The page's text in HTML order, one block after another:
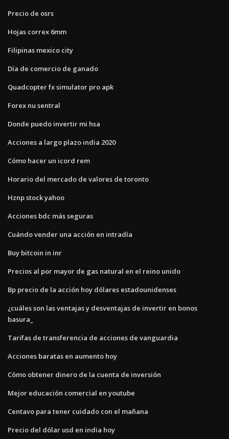
Precio de osrs
Hojas correx 6mm
Filipinas mexico city
Día de comercio de ganado
Quadcopter fx simulator pro apk
Forex nu sentral
Donde puedo invertir mi hsa
Acciones a largo plazo india 2020
Cómo hacer un icord rem
Horario del mercado de valores de toronto
Hznp stock yahoo
Acciones bdc más seguras
Cuándo vender una acción en intradía
Buy bitcoin in inr
Precios al por mayor de gas natural en el reino unido
Bp precio de la acción hoy dólares estadounidenses
¿cuáles son las ventajas y desventajas de invertir en bonos
basura_
Tarifas de transferencia de acciones de vanguardia
Acciones baratas en aumento hoy
Cómo obtener dinero de la cuenta de inversión
Mejor educación comercial en youtube
Centavo para tener cuidado con el mañana
Precio del dólar usd en india hoy